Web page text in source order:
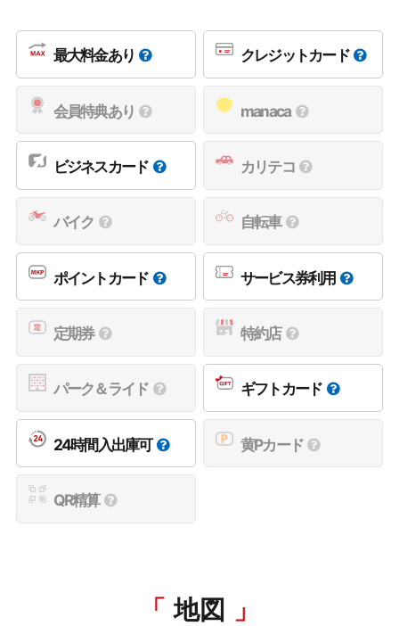
最大料金あり クレジットカード
会員特典あり manaca
ビジネスカード カリテコ
バイク 自転車
ポイントカード サービス券利用
定期券 特約店
パーク＆ライド ギフトカード
24時間入出庫可 黄Pカード
QR精算
地図